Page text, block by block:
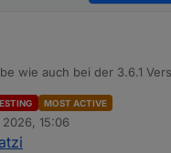
wie auch bei der 3.6.1
-
Loaded: loaded (/etc/
Active: active
läuft einwandfrei.
MOST ACTIVE
2026, 15:06